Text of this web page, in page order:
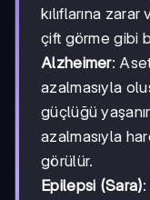
kılıflarına
çift görme gibi
Alzheimer:
azalmasıyla
güçlüğü
azalmasıyla
görülür.
Epilepsi (Sara)